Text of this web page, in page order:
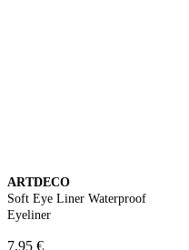
ARTDECO
Soft Eye Liner Waterproof
Eyeliner
7,95 €